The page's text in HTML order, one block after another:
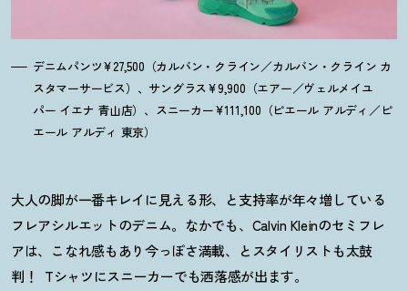
デニムパンツ¥27,500（カルバン・クライン／カルバン・クライン カ
スタマーサービス）、サングラス¥9,900（エアー／ヴェルメイユ
パー イエナ 青山店）、スニーカー¥111,100（ピエール アルディ／ピ
エール アルディ 東京）
大人の脚が一番キレイに見える形、と支持率が年々増している
フレアシルエットのデニム。なかでも、Calvin Kleinのセミフレ
アは、こなれ感もあり今っぽさ満載、とスタイリストも太鼓
判！
Tシャツにスニーカーでも洒落感が出ます。